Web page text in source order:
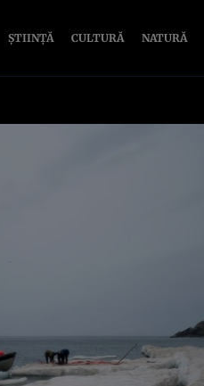
ȘTIINȚĂ CULTURĂ NATURĂ